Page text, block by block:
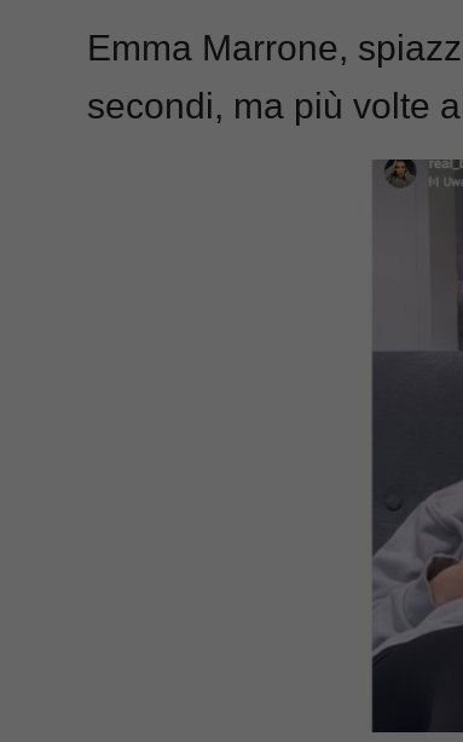
Emma Marrone,
secondi, ma più volte